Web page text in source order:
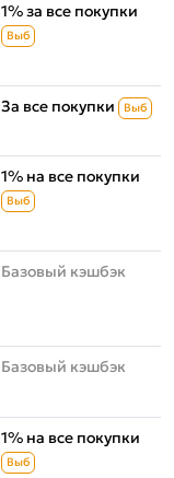
1% за все покупки
Выб
За все покупки Выб
1% на все покупки
Выб
Базовый кэшбэк
Базовый кэшбэк
1% на все покупки
Выб